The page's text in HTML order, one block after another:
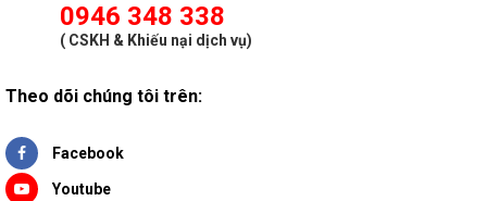
0946 348 338
( CSKH & Khiếu nại dịch vụ)
Theo dõi chúng tôi trên:
Facebook
Youtube